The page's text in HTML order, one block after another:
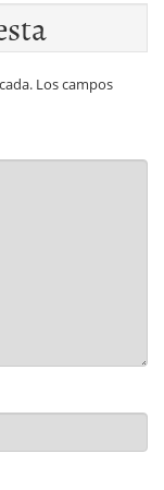
Los campos